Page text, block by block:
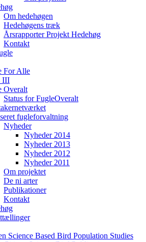
Om hedehøgen
Hedehøgens træk
Årsrapporter Projekt Hedehøg
Kontakt
For Alle
III
Overalt
Status for FugleOveralt
fugleforvaltning
Nyheder
Nyheder 2014
Nyheder 2013
Nyheder 2012
Nyheder 2011
Om projektet
De ni arter
Publikationer
Kontakt
Science Based Bird Population Studies